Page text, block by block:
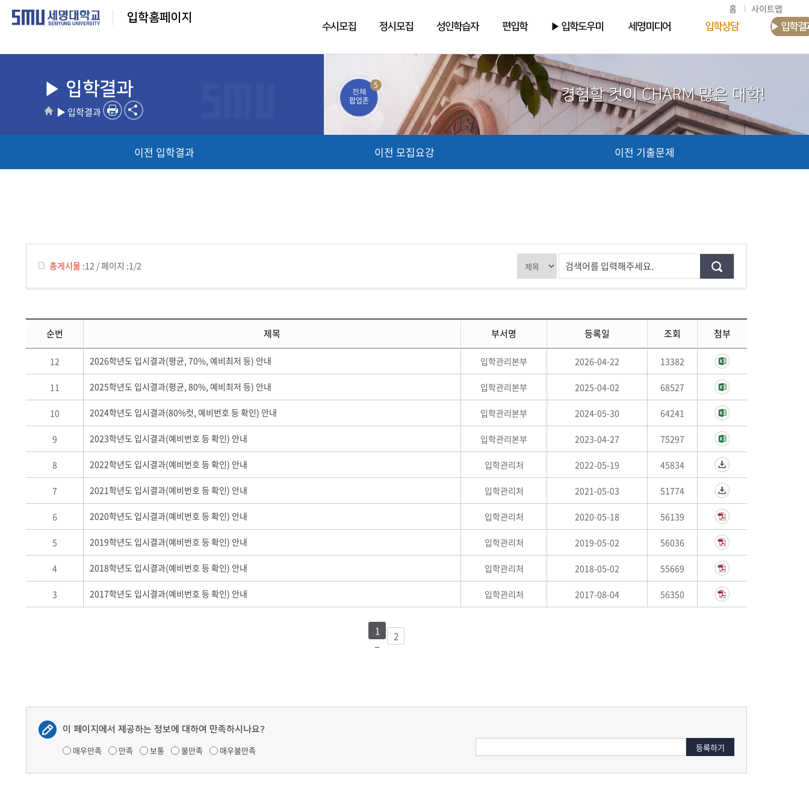
5
전체
팝업존
입학홈페이지
홈 사이트맵
수시모집 정시모집 성인학습자 편입학 ▶ 입학도우미 세명미디어 입학상담 ▶ 입학결
▶ 입학결과 경험할 것이 CHARM 많은 대학!
▶ 입학결과
이전 입학결과 이전 모집요강 이전 기출문제
총게시물 :12 /페이지 :1/2 검색어를 입력해주세요.
순번 제목 부서명 등록일 조회 첨부
12 2026학년도 입시결과(평균, 70%, 예비최저 등) 안내 입학관리본부 2026-04-22 13382
11 2025학년도 입시결과(평균, 80%, 예비최저 등) 안내 입학관리본부 2025-04-02 68527
10 2024학년도 입시결과(80%컷, 예비번호 등 확인) 안내 입학관리본부 2024-05-30 64241
9 2023학년도 입시결과(예비번호 등 확인) 안내 입학관리본부 2023-04-27 75297
8 2022학년도 입시결과(예비번호 등 확인) 안내 입학관리처 2022-05-19 45834
7 2021학년도 입시결과(예비번호 등 확인) 안내 입학관리처 2021-05-03 51774
6 2020학년도 입시결과(예비번호 등 확인) 안내 입학관리처 2020-05-18 56139
5 2019학년도 입시결과(예비번호 등 확인) 안내 입학관리처 2019-05-02 56036
4 2018학년도 입시결과(예비번호 등 확인) 안내 입학관리처 2018-05-02 55669
3 2017학년도 입시결과(예비번호 등 확인) 안내 입학관리처 2017-08-04 56350
1 2
이 페이지에서 제공하는 정보에 대하여 만족하시나요?
매우만족 만족 보통 불만족 매우불만족